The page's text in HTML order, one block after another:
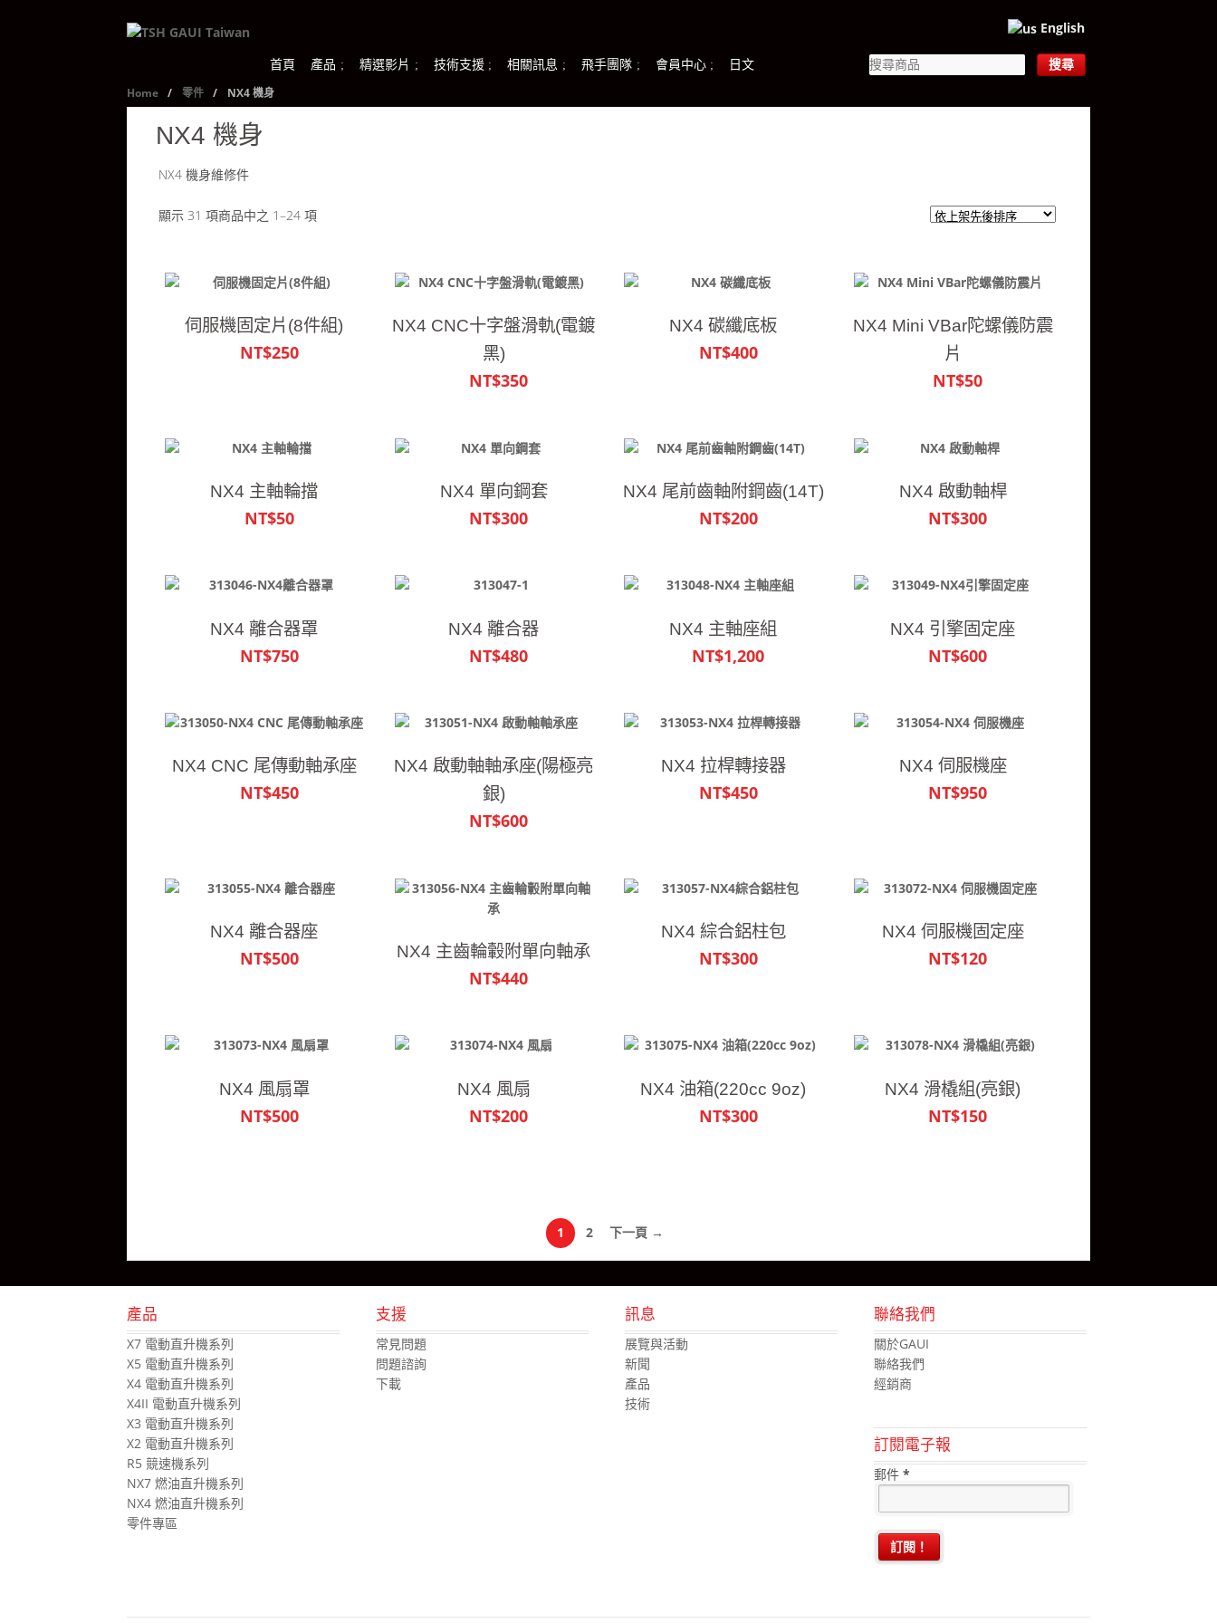
English
首頁 產品 精選影片 技術支援 相關訊息 飛手團隊 會員中心
日文
Home
/ 零件 / NX4 機身
NX4 機身
NX4 機身維修件
顯示 31 項商品中之 1–24 項
伺服機固定片(8件組)
NT$250
NX4 CNC十字盤滑軌(電鍍
黑)
NT$350
NX4 碳纖底板
NT$400
NX4 Mini VBar陀螺儀防震
片
NT$50
NX4 主軸輪擋
NT$50
NX4 單向鋼套
NT$300
NX4 尾前齒軸附鋼齒(14T)
NT$200
NX4 啟動軸桿
NT$300
NX4 離合器罩
NT$750
NX4 離合器
NT$480
NX4 主軸座組
NT$1,200
NX4 引擎固定座
NT$600
NX4 CNC 尾傳動軸承座
NT$450
NX4 啟動軸軸承座(陽極亮
銀)
NT$600
NX4 拉桿轉接器
NT$450
NX4 伺服機座
NT$950
NX4 離合器座
NT$500 NX4 主齒輪轂附單向軸承
NT$440
NX4 綜合鋁柱包
NT$300
NX4 伺服機固定座
NT$120
NX4 風扇罩
NT$500
NX4 風扇
NT$200
NX4 油箱(220cc 9oz)
NT$300
NX4 滑橇組(亮銀)
NT$150
1 2 下一頁 →
產品
X7 電動直升機系列
X5 電動直升機系列
X4 電動直升機系列
X4II 電動直升機系列
X3 電動直升機系列
X2 電動直升機系列
R5 競速機系列
NX7 燃油直升機系列
NX4 燃油直升機系列
零件專區
支援
常見問題
問題諮詢
下載
訊息
展覽與活動
新聞
產品
技術
聯絡我們
關於GAUI
聯絡我們
經銷商
訂閱電子報
郵件*